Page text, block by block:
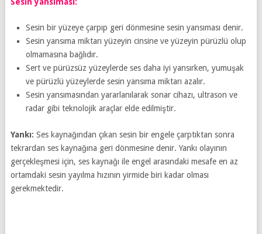
Sesin bir yüzeye çarpıp geri dönmesine sesin yansıması denir.
Sesin yansıma miktarı yüzeyin cinsine ve yüzeyin pürüzlü olup
olmamasına bağlıdır.
Sert ve pürüzsüz yüzeylerde ses daha iyi yansırken, yumuşak
ve pürüzlü yüzeylerde sesin yansıma miktarı azalır.
Sesin yansımasından yararlanılarak sonar cihazı, ultrason ve
radar gibi teknolojik araçlar elde edilmiştir.
Yankı: Ses kaynağından çıkan sesin bir engele çarptıktan sonra
tekrardan ses kaynağına geri dönmesine denir. Yankı olayının
gerçekleşmesi için, ses kaynağı ile engel arasındaki mesafe en az
ortamdaki sesin yayılma hızının yirmide biri kadar olması
gerekmektedir.